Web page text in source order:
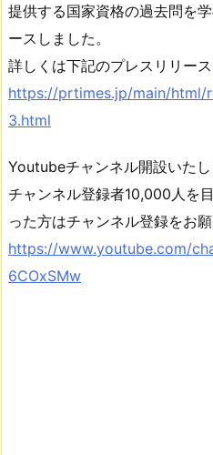
提供する国家資格の過去問を
ースしました。
詳しくは下記のプレスリリース
https://prtimes.jp/main/
3.html
Youtubeチャンネル開設いたし
チャンネル登録者10,000人を
った方はチャンネル登録をお願
https://www.youtube.com/
6COxSMw